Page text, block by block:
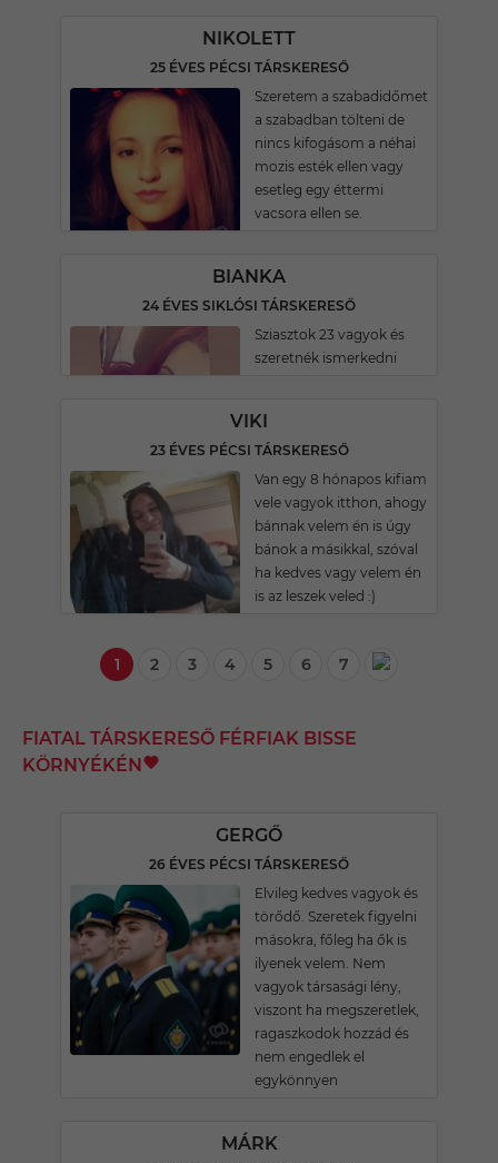
NIKOLETT
25 ÉVES PÉCSI TÁRSKERESŐ
Szeretem a szabadidőmet
a szabadban tölteni de
nincs kifogásom a néhai
mozis esték ellen vagy
esetleg egy éttermi
vacsora ellen se.
BIANKA
24 ÉVES SIKLÓSI TÁRSKERESŐ
Sziasztok 23 vagyok és
szeretnék ismerkedni
VIKI
23 ÉVES PÉCSI TÁRSKERESŐ
Van egy 8 hónapos kifiam
vele vagyok itthon, ahogy
bánnak velem én is úgy
bánok a másikkal, szóval
ha kedves vagy velem én
is az leszek veled :)
1 2 3 4 5 6 7
FIATAL TÁRSKERESŐ FÉRFIAK BISSE
KÖRNYÉKÉN
GERGŐ
26 ÉVES PÉCSI TÁRSKERESŐ
Elvileg kedves vagyok és
törődő. Szeretek figyelni
másokra, főleg ha ők is
ilyenek velem. Nem
vagyok társasági lény,
viszont ha megszeretlek,
ragaszkodok hozzád és
nem engedlek el
egykönnyen
MÁRK